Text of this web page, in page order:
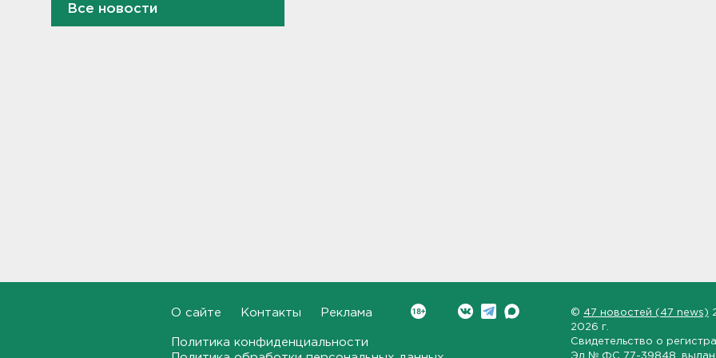
Ленинградского
Все новости
О сайте Контакты Реклама
Политика конфиденциальности
© 47 новостей (47 news)
2026 г.
Свидетельство о
Эл № ФС 77-39848 ,